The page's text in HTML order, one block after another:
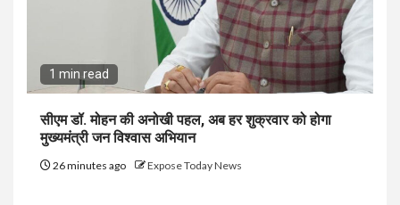
1 min read
सीएम डॉ. मोहन की अनोखी पहल, अब हर शुक्रवार को होगा
मुख्यमंत्री जन विश्वास अभियान
26 minutes ago Expose Today News